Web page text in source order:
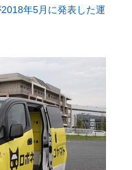
年5月に発表した運